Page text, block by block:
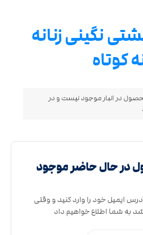
نگینی زنانه
کوتاه
در انبار موجود نیست و در
در حال حاضر موجود
ایمیل خود را وارد کنید و وقتی
به شما اطلاع خواهیم داد